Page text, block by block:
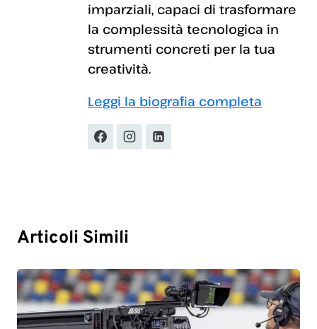
imparziali, capaci di trasformare
la complessità tecnologica in
strumenti concreti per la tua
creatività.
Leggi la biografia completa
Articoli Simili